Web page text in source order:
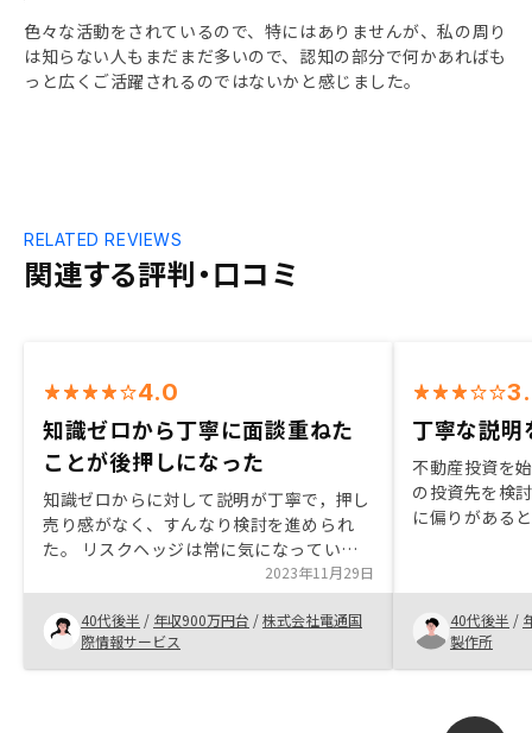
色々な活動をされているので、特にはありませんが、私の周り
は知らない人もまだまだ多いので、認知の部分で何かあればも
っと広くご活躍されるのではないかと感じました。
関連する評判・口コミ
RELATED REVIEWS
4.0
知識ゼロから丁寧に面談重ねた
ことが後押しになった
知識ゼロからに対して説明が丁寧で，押し
売り感がなく、すんなり検討を進められ
た。 リスクヘッジは常に気になっていた
ので、丁寧に教えてもらいよかった。 説
明資料が整備されていてよかった。 具体
的な事例を教えてもらえたのも後押しにな
った。面談のツールをもう少し利便性のよ
いものにしていただけるとなおよい。
2023年11月29日
40代後半 / 年収900万円台 /株式会社電通国
際情報サービス
丁寧な説明
不動産投資を
の投資先を検
に偏りがある
の丁寧な説明
特に立地に価
社との比較は
が、比較して
はできないと
40代後半 /
製作所